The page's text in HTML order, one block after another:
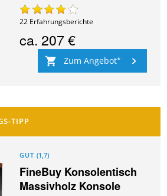
22 Erfahrungsberichte
ca.207 €
Zum Angebot
GUT (1,7)
FineBuy Konsolentisch
Massivholz Konsole